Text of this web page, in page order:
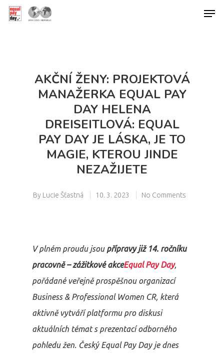
AKČNÍ ŽENY: PROJEKTOVÁ
MANAŽERKA EQUAL PAY
DAY HELENA
DREISEITLOVÁ: EQUAL
PAY DAY JE LÁSKA, JE TO
MAGIE, KTEROU JINDE
NEZAŽIJETE
By Lucie Šťastná 10. 3. 2023 No Comments
V plném proudu jsou přípravy již 14. ročníku
pracovně – zážitkové akceEqual Pay Day,
pořádané veřejně prospěšnou organizací
Business & Professional Women CR, která
aktivně vytváří platformu pro diskusi
aktuálních témat s prezentací odborného
pohledu žen. Český Equal Pay Day je dnes